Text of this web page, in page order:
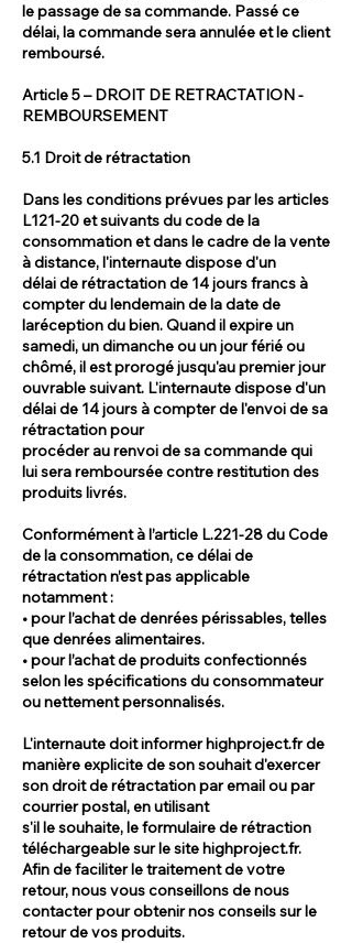
le passage de sa commande. Passé ce
délai, la commande sera annulée et le client
remboursé.
Article 5 – DROIT DE RETRACTATION -
REMBOURSEMENT
5.1 Droit de rétractation
Dans les conditions prévues par les articles
L121-20 et suivants du code de la
consommation et dans le cadre de la vente
à distance, l'internaute dispose d'un
délai de rétractation de 14 jours francs à
compter du lendemain de la date de
laréception du bien. Quand il expire un
samedi, un dimanche ou un jour férié ou
chômé, il est prorogé jusqu'au premier jour
ouvrable suivant. L'internaute dispose d'un
délai de 14 jours à compter de l'envoi de sa
rétractation pour
procéder au renvoi de sa commande qui
lui sera remboursée contre restitution des
produits livrés.
Conformément à l’article L.221-28 du Code
de la consommation, ce délai de
rétractation n’est pas applicable
notamment :
• pour l’achat de denrées périssables, telles
que denrées alimentaires.
• pour l’achat de produits confectionnés
selon les spécifications du consommateur
ou nettement personnalisés.
L'internaute doit informer highproject.fr de
manière explicite de son souhait d'exercer
son droit de rétractation par email ou par
courrier postal, en utilisant
s'il le souhaite, le formulaire de rétraction
téléchargeable sur le site highproject.fr.
Afin de faciliter le traitement de votre
retour, nous vous conseillons de nous
contacter pour obtenir nos conseils sur le
retour de vos produits.